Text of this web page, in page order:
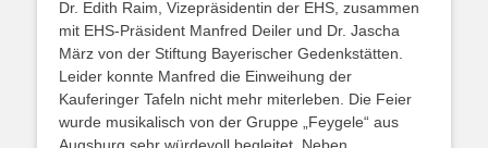
Dr. Edith Raim, Vizepräsidentin der EHS, zusammen
mit EHS-Präsident Manfred Deiler und Dr. Jascha
März von der Stiftung Bayerischer Gedenkstätten.
Leider konnte Manfred die Einweihung der
Kauferinger Tafeln nicht mehr miterleben. Die Feier
wurde musikalisch von der Gruppe „Feygele“ aus